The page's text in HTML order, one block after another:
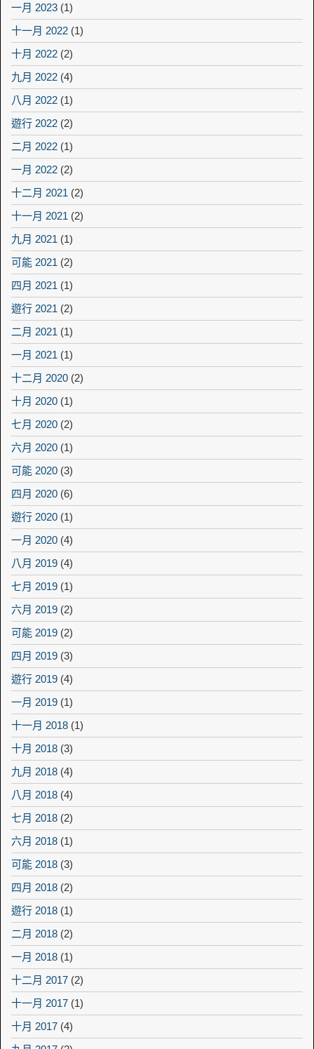
一月 2023 (1)
十一月 2022 (1)
十月 2022 (2)
九月 2022 (4)
八月 2022 (1)
遊行 2022 (2)
二月 2022 (1)
一月 2022 (2)
十二月 2021 (2)
十一月 2021 (2)
九月 2021 (1)
可能 2021 (2)
四月 2021 (1)
遊行 2021 (2)
二月 2021 (1)
一月 2021 (1)
十二月 2020 (2)
十月 2020 (1)
七月 2020 (2)
六月 2020 (1)
可能 2020 (3)
四月 2020 (6)
遊行 2020 (1)
一月 2020 (4)
八月 2019 (4)
七月 2019 (1)
六月 2019 (2)
可能 2019 (2)
四月 2019 (3)
遊行 2019 (4)
一月 2019 (1)
十一月 2018 (1)
十月 2018 (3)
九月 2018 (4)
八月 2018 (4)
七月 2018 (2)
六月 2018 (1)
可能 2018 (3)
四月 2018 (2)
遊行 2018 (1)
二月 2018 (2)
一月 2018 (1)
十二月 2017 (2)
十一月 2017 (1)
十月 2017 (4)